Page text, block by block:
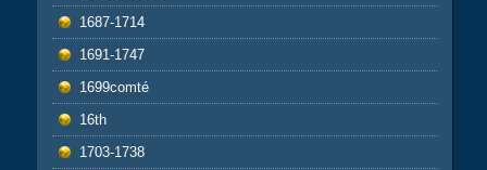
1687-1714
1691-1747
1699comté
16th
1703-1738